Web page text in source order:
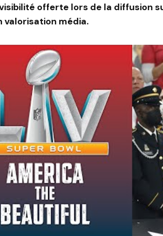
offerte lors de la diffusion
valorisation média.